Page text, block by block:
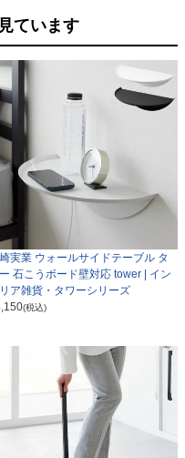
ています
実業 ウォールサイドテーブル タ
石こうボード壁対応 tower | イン
ア雑貨・タワーシリーズ
(税込)